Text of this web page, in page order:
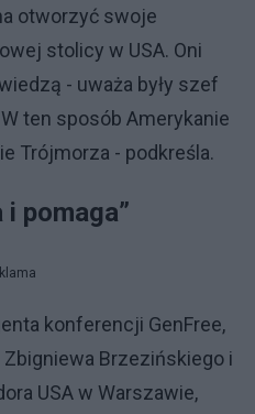
otworzyć swoje
stolicy w USA. Oni
- uważa były szef
ten sposób Amerykanie
Trójmorza - podkreśla.
i pomaga”
konferencji GenFree,
Brzezińskiego i
USA w Warszawie,